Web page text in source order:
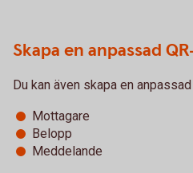
Skapa en anpassad
Du kan även skapa en
Mottagare
Belopp
Meddelande